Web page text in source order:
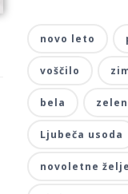
novo leto
voščilo
bela
Ljubeča usoda
novoletne želje